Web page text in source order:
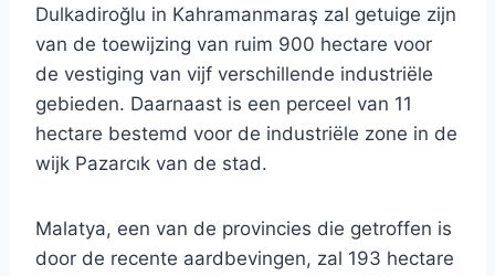
Dulkadiroğlu in Kahramanmaraş zal getuige zijn
van de toewijzing van ruim 900 hectare voor
de vestiging van vijf verschillende industriële
gebieden. Daarnaast is een perceel van 11
hectare bestemd voor de industriële zone in de
wijk Pazarcık van de stad.
Malatya, een van de provincies die getroffen is
door de recente aardbevingen, zal 193 hectare